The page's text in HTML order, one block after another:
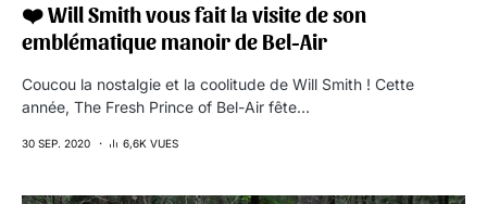
❤️ Will Smith vous fait la visite de son
emblématique manoir de Bel-Air
Coucou la nostalgie et la coolitude de Will Smith ! Cette
année, The Fresh Prince of Bel-Air fête…
30 SEP. 2020 6,6K VUES